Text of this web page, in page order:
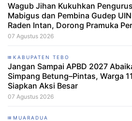
Wagub Jihan Kukuhkan Pengurus
Mabigus dan Pembina Gudep UIN
Raden Intan, Dorong Pramuka
Karakter Generasi Muda
07 Agustus 2026
KABUPATEN TEBO
Jangan Sampai APBD 2027
Simpang Betung–Pintas, Warga
Siapkan Aksi Besar
07 Agustus 2026
MUARADUA